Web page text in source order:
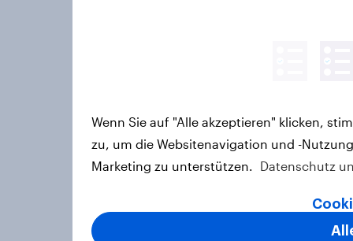
Wenn Sie auf "Alle akzeptieren" klicken,
zu, um die Websitenavigation und -
Marketing zu unterstützen. Datenschutz